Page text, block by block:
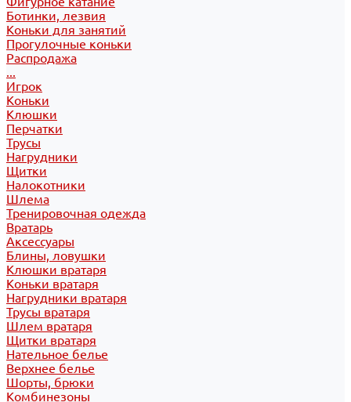
Ботинки, лезвия
Коньки для занятий
Прогулочные коньки
Распродажа
...
Игрок
Коньки
Клюшки
Перчатки
Трусы
Нагрудники
Щитки
Налокотники
Шлема
Тренировочная одежда
Вратарь
Аксессуары
Блины, ловушки
Клюшки вратаря
Коньки вратаря
Нагрудники вратаря
Трусы вратаря
Шлем вратаря
Щитки вратаря
Нательное белье
Верхнее белье
Шорты, брюки
Комбинезоны